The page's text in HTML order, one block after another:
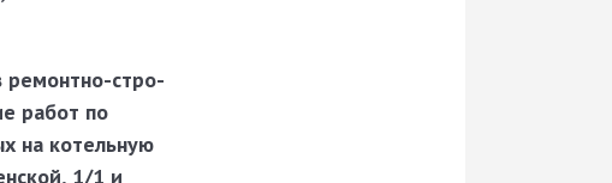
ремонт­но-стро­
работ по
на котельную
1/1 и